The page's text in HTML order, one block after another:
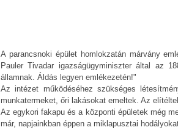
A parancsnoki épület homlokzatán márvány
Pauler Tivadar igazságügyminiszter által az
államnak. Áldás legyen emlékezetén!"
Az intézet működéséhez szükséges
munkatermeket, őri lakásokat emeltek. Az
Az egykori fakapu és a központi épületek még
már, napjainkban éppen a miklapusztai